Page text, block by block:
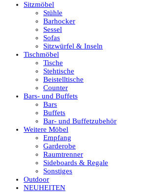
Sitzmöbel
Stühle
Barhocker
Sessel
Sofas
Sitzwürfel & Inseln
Tischmöbel
Tische
Stehtische
Beistelltische
Counter
Bars- und Buffets
Bars
Buffets
Bar- und Buffetzubehör
Weitere Möbel
Empfang
Garderobe
Raumtrenner
Sideboards & Regale
Sonstiges
Outdoor
NEUHEITEN